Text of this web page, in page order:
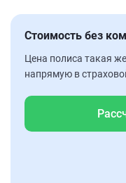
Стоимость без
Цена полиса такая
напрямую в